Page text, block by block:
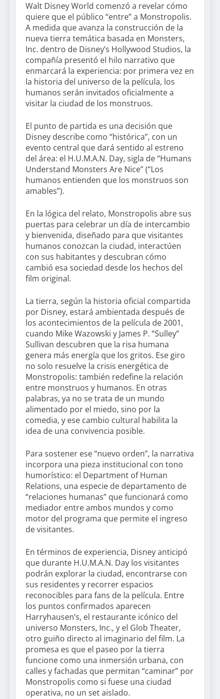
Walt Disney World comenzó a revelar cómo
quiere que el público “entre” a Monstropolis.
A medida que avanza la construcción de la
nueva tierra temática basada en Monsters,
Inc. dentro de Disney’s Hollywood Studios, la
compañía presentó el hilo narrativo que
enmarcará la experiencia: por primera vez en
la historia del universo de la película, los
humanos serán invitados oficialmente a
visitar la ciudad de los monstruos.
El punto de partida es una decisión que
Disney describe como “histórica”, con un
evento central que dará sentido al estreno
del área: el H.U.M.A.N. Day, sigla de “Humans
Understand Monsters Are Nice” (“Los
humanos entienden que los monstruos son
amables”).
En la lógica del relato, Monstropolis abre sus
puertas para celebrar un día de intercambio
y bienvenida, diseñado para que visitantes
humanos conozcan la ciudad, interactúen
con sus habitantes y descubran cómo
cambió esa sociedad desde los hechos del
film original.
La tierra, según la historia oficial compartida
por Disney, estará ambientada después de
los acontecimientos de la película de 2001,
cuando Mike Wazowski y James P. “Sulley”
Sullivan descubren que la risa humana
genera más energía que los gritos. Ese giro
no solo resuelve la crisis energética de
Monstropolis: también redefine la relación
entre monstruos y humanos. En otras
palabras, ya no se trata de un mundo
alimentado por el miedo, sino por la
comedia, y ese cambio cultural habilita la
idea de una convivencia posible.
Para sostener ese “nuevo orden”, la narrativa
incorpora una pieza institucional con tono
humorístico: el Department of Human
Relations, una especie de departamento de
“relaciones humanas” que funcionará como
mediador entre ambos mundos y como
motor del programa que permite el ingreso
de visitantes.
En términos de experiencia, Disney anticipó
que durante H.U.M.A.N. Day los visitantes
podrán explorar la ciudad, encontrarse con
sus residentes y recorrer espacios
reconocibles para fans de la película. Entre
los puntos confirmados aparecen
Harryhausen’s, el restaurante icónico del
universo Monsters, Inc., y el Glob Theater,
otro guiño directo al imaginario del film. La
promesa es que el paseo por la tierra
funcione como una inmersión urbana, con
calles y fachadas que permitan “caminar” por
Monstropolis como si fuese una ciudad
operativa, no un set aislado.